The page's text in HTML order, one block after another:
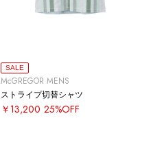
SALE
McGREGOR MENS
ストライプ切替シャツ
￥13,200 25%OFF